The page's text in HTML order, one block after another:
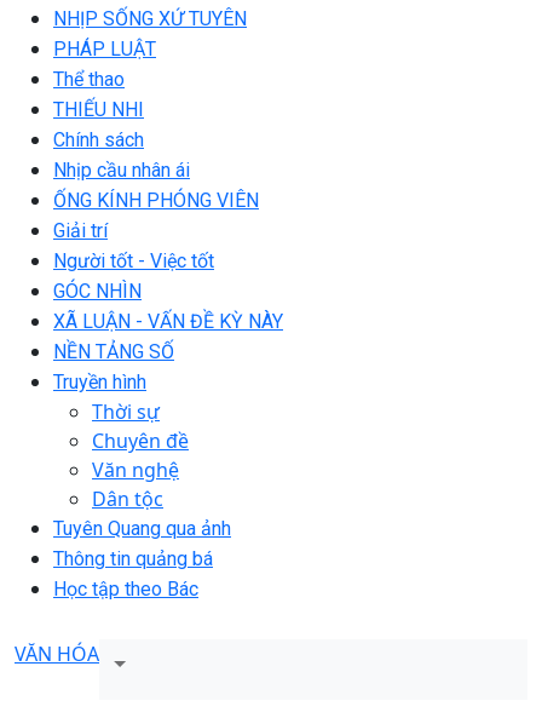
NHỊP SỐNG XỨ TUYÊN
PHÁP LUẬT
Thể thao
THIẾU NHI
Chính sách
Nhịp cầu nhân ái
ỐNG KÍNH PHÓNG VIÊN
Giải trí
Người tốt - Việc tốt
GÓC NHÌN
XÃ LUẬN - VẤN ĐỀ KỲ NÀY
NỀN TẢNG SỐ
Truyền hình
Thời sự
Chuyên đề
Văn nghệ
Dân tộc
Tuyên Quang qua ảnh
Thông tin quảng bá
Học tập theo Bác
VĂN HÓA